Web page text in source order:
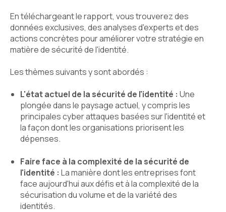
En téléchargeant le rapport, vous trouverez des
données exclusives, des analyses d'experts et des
actions concrètes pour améliorer votre stratégie en
matière de sécurité de l'identité.
Les thèmes suivants y sont abordés :
L'état actuel de la sécurité de l'identité : Une
plongée dans le paysage actuel, y compris les
principales cyber attaques basées sur l'identité et
la façon dont les organisations priorisent les
dépenses.
Faire face à la complexité de la sécurité de
l'identité : La manière dont les entreprises font
face aujourd'hui aux défis et à la complexité de la
sécurisation du volume et de la variété des
identités.